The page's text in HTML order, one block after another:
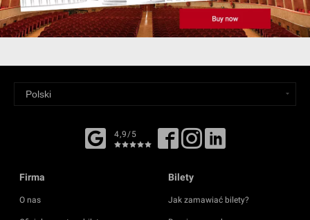
4,9/5
Firma
O nas
Bilety
Jak zamawiać bilety?